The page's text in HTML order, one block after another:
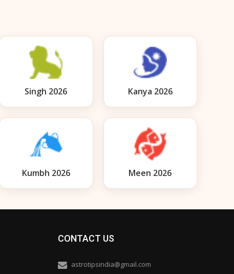
Singh 2026 Kanya 2026
Kumbh 2026 Meen 2026
CONTACT US
astrotipsindia@gmail.com